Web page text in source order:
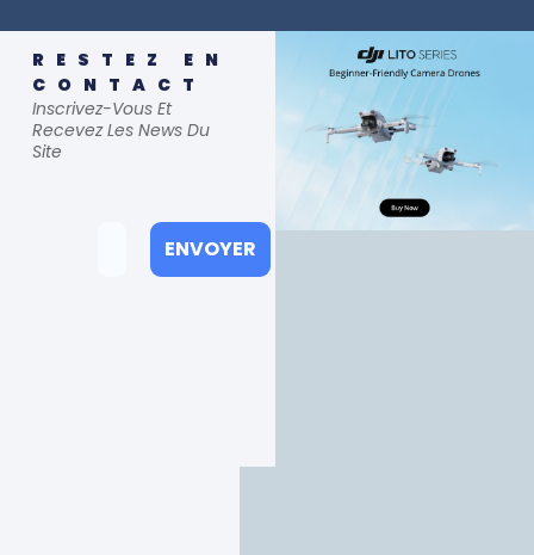
RESTEZ EN
CONTACT
Inscrivez-Vous Et
Recevez Les News Du
Site